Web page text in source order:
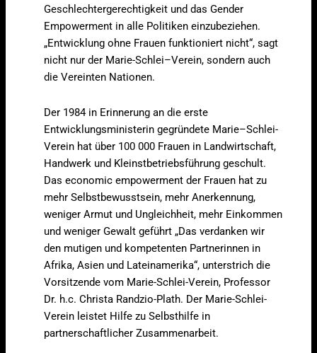
Geschlechtergerechtigkeit und das Gender
Empowerment in alle Politiken einzubeziehen.
„Entwicklung ohne Frauen funktioniert nicht“, sagt
nicht nur der Marie-Schlei–Verein, sondern auch
die Vereinten Nationen.
Der 1984 in Erinnerung an die erste
Entwicklungsministerin gegründete Marie–Schlei-
Verein hat über 100 000 Frauen in Landwirtschaft,
Handwerk und Kleinstbetriebsführung geschult.
Das economic empowerment der Frauen hat zu
mehr Selbstbewusstsein, mehr Anerkennung,
weniger Armut und Ungleichheit, mehr Einkommen
und weniger Gewalt geführt „Das verdanken wir
den mutigen und kompetenten Partnerinnen in
Afrika, Asien und Lateinamerika“, unterstrich die
Vorsitzende vom Marie-Schlei-Verein, Professor
Dr. h.c. Christa Randzio-Plath. Der Marie-Schlei-
Verein leistet Hilfe zu Selbsthilfe in
partnerschaftlicher Zusammenarbeit.